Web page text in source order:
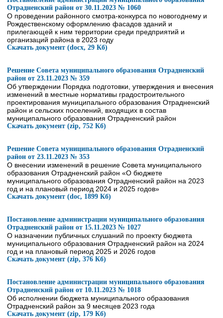
Отрадненский район от 30.11.2023 № 1060
О проведении районного смотра-конкурса по новогоднему и
Рождественскому оформлению фасадов зданий и
прилегающей к ним территории среди предприятий и
организаций района в 2023 году
Скачать документ (docx, 29 Кб)
Решение Совета муниципального образования Отрадненский
район от 23.11.2023 № 359
Об утверждении Порядка подготовки, утверждения и внесения
изменений в местные нормативы градостроительного
проектирования муниципального образования Отрадненский
район и сельских поселений, входящих в состав
муниципального образования Отрадненский район
Скачать документ (zip, 752 Кб)
Решение Совета муниципального образования Отрадненский
район от 23.11.2023 № 353
О внесении изменений в решение Совета муниципального
образования Отрадненский район «О бюджете
муниципального образования Отрадненский район на 2023
год и на плановый период 2024 и 2025 годов»
Скачать документ (doc, 1899 Кб)
Постановление администрации муниципального образования
Отрадненский район от 15.11.2023 № 1027
О назначении публичных слушаний по проекту бюджета
муниципального образования Отрадненский район на 2024
год и на плановый период 2025 и 2026 годов
Скачать документ (zip, 376 Кб)
Постановление администрации муниципального образования
Отрадненский район от 10.11.2023 № 1018
Об исполнении бюджета муниципального образования
Отрадненский район за 9 месяцев 2023 года
Скачать документ (zip, 179 Кб)